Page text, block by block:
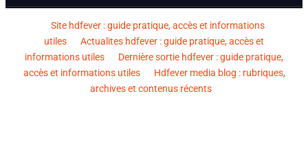
Site hdfever : guide pratique, accès et informations
utiles
Actualites hdfever : guide pratique, accès et
informations utiles
Dernière sortie hdfever : guide pratique,
accès et informations utiles
Hdfever media blog : rubriques,
archives et contenus récents